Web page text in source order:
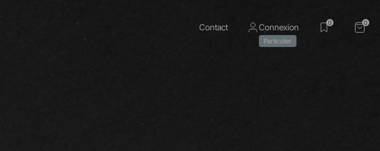
Contact Connexion
Particulier
0 0